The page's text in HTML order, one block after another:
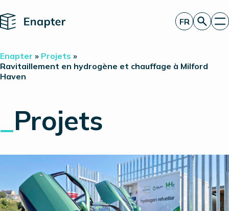
Home
Technologie
Produits
À propos de nous
Perspectives
Relations investisseurs
FR
Enapter » Projets »
Ravitaillement en hydrogène et chauffage à Milford
Haven
Projets